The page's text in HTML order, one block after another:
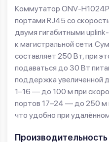
Коммутатор ONV-
портами RJ45 со
двумя гигабитными
к магистральной сети.
составляет 250 Вт, при
подаваться до 30 Вт
поддержка увеличенной
1–16 — до 100 м при
портов 17–24 — до 250 м
что удобно при